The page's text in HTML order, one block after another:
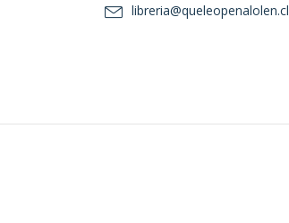
libreria@queleopenalolen.cl